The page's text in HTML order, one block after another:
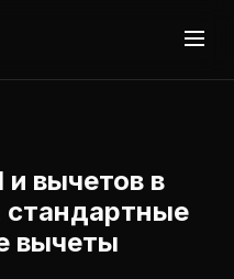
вычетов в
вычеты